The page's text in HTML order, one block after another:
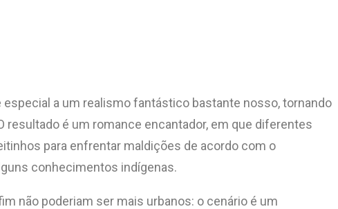
a um realismo fantástico bastante nosso, tornando
resultado é um romance encantador, em que diferentes
para enfrentar maldições de acordo com o
conhecimentos indígenas.
não poderiam ser mais urbanos: o cenário é um